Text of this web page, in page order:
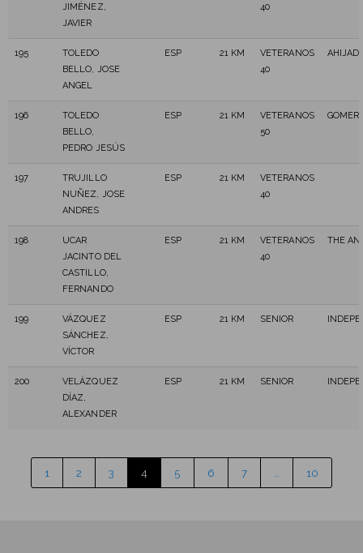
JIMÉNEZ,
JAVIER
40
195
TOLEDO
BELLO, JOSE
ANGEL
ESP 21 KM
VETERANOS
40
196
TOLEDO
BELLO,
PEDRO JESÚS
ESP 21 KM
VETERANOS
50
197
TRUJILLO
NUÑEZ, JOSE
ANDRES
ESP 21 KM
VETERANOS
40
198
UCAR
JACINTO DEL
CASTILLO,
FERNANDO
ESP 21 KM
VETERANOS
40
THE
199
VÁZQUEZ
SÁNCHEZ,
VÍCTOR
ESP 21 KM SENIOR
200
VELÁZQUEZ
DÍAZ,
ALEXANDER
ESP 21 KM SENIOR
1 2 3 4 5 6 7 10